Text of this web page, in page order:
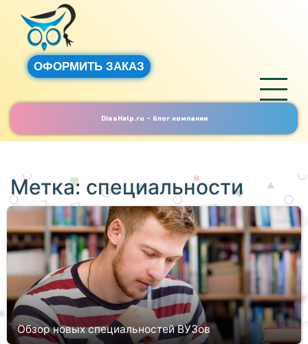
ОФОРМИТЬ ЗАКАЗ
DissHelp.ru - блог компании
Метка: специальности
Обзор новых специальностей ВУЗов